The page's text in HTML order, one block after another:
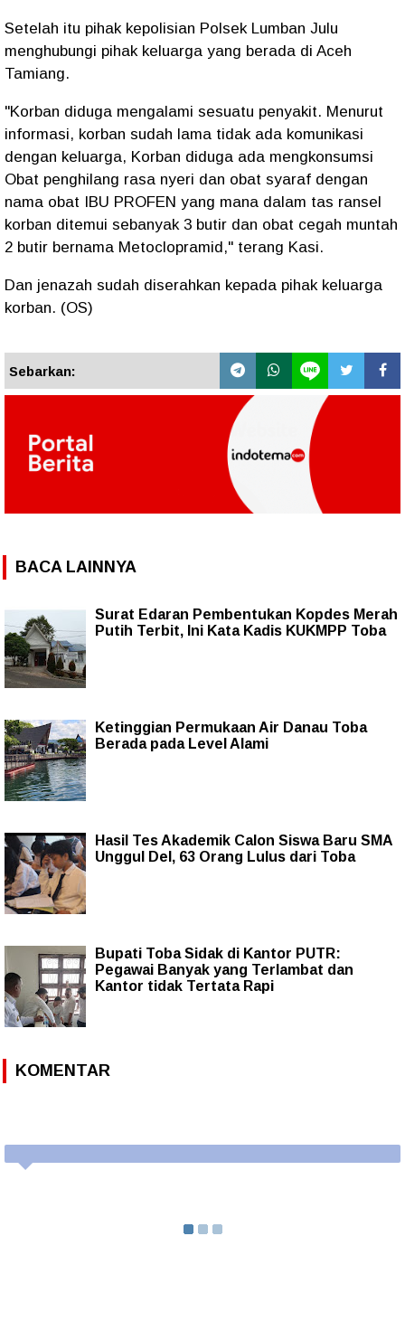
Setelah itu pihak kepolisian Polsek Lumban Julu
menghubungi pihak keluarga yang berada di Aceh
Tamiang.
"Korban diduga mengalami sesuatu penyakit. Menurut
informasi, korban sudah lama tidak ada komunikasi
dengan keluarga, Korban diduga ada mengkonsumsi
Obat penghilang rasa nyeri dan obat syaraf dengan
nama obat IBU PROFEN yang mana dalam tas ransel
korban ditemui sebanyak 3 butir dan obat cegah muntah
2 butir bernama Metoclopramid," terang Kasi.
Dan jenazah sudah diserahkan kepada pihak keluarga
korban. (OS)
Sebarkan:
BACA LAINNYA
Surat Edaran Pembentukan Kopdes Merah
Putih Terbit, Ini Kata Kadis KUKMPP Toba
Ketinggian Permukaan Air Danau Toba
Berada pada Level Alami
Hasil Tes Akademik Calon Siswa Baru SMA
Unggul Del, 63 Orang Lulus dari Toba
Bupati Toba Sidak di Kantor PUTR:
Pegawai Banyak yang Terlambat dan
Kantor tidak Tertata Rapi
KOMENTAR